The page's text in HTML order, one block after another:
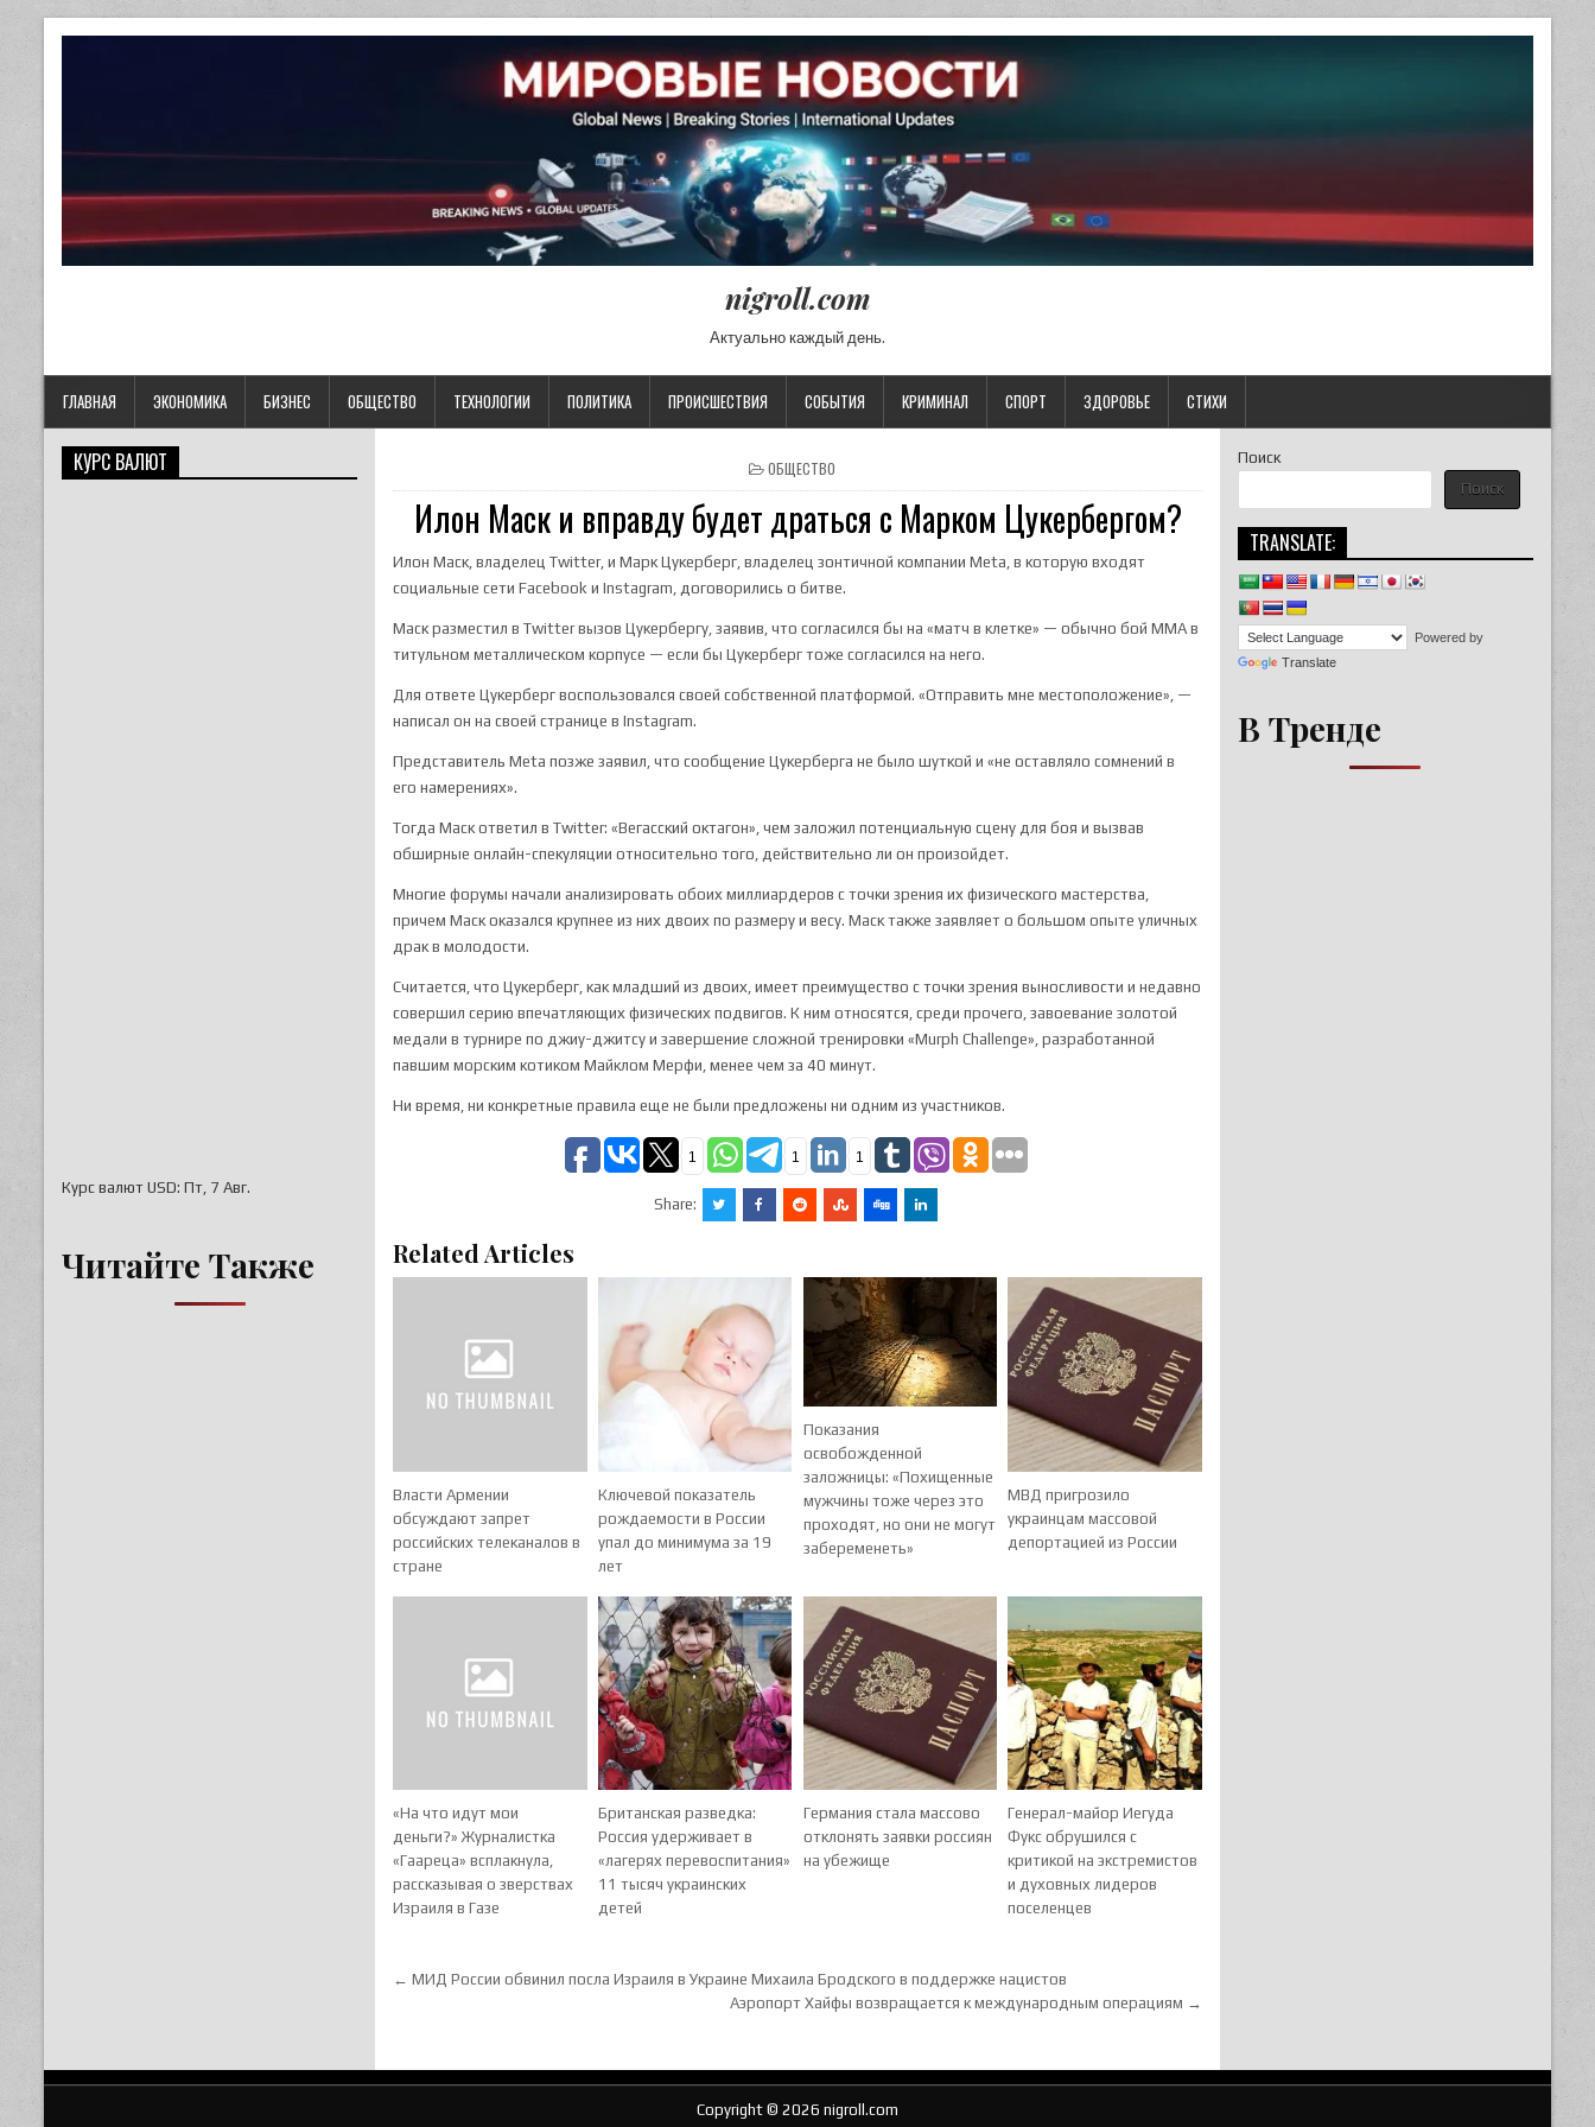
nigroll.com
Актуально каждый день.
ГЛАВНАЯ ЭКОНОМИКА БИЗНЕС ОБЩЕСТВО ТЕХНОЛОГИИ ПОЛИТИКА ПРОИСШЕСТВИЯ СОБЫТИЯ КРИМИНАЛ СПОРТ ЗДОРОВЬЕ СТИХИ
POSTED IN
ОБЩЕСТВО
Илон Маск и вправду будет драться с Марком Цукербергом?
Илон Маск, владелец Twitter, и Марк Цукерберг, владелец зонтичной компании Meta, в которую входят
социальные сети Facebook и Instagram, договорились о битве.
Маск разместил в Twitter вызов Цукербергу, заявив, что согласился бы на «матч в клетке» — обычно бой ММА в
титульном металлическом корпусе — если бы Цукерберг тоже согласился на него.
Для ответе Цукерберг воспользовался своей собственной платформой. «Отправить мне местоположение», —
написал он на своей странице в Instagram.
Представитель Meta позже заявил, что сообщение Цукерберга не было шуткой и «не оставляло сомнений в
его намерениях».
Тогда Маск ответил в Twitter: «Вегасский октагон», чем заложил потенциальную сцену для боя и вызвав
обширные онлайн-спекуляции относительно того, действительно ли он произойдет.
Многие форумы начали анализировать обоих миллиардеров с точки зрения их физического мастерства,
причем Маск оказался крупнее из них двоих по размеру и весу. Маск также заявляет о большом опыте уличных
драк в молодости.
Считается, что Цукерберг, как младший из двоих, имеет преимущество с точки зрения выносливости и недавно
совершил серию впечатляющих физических подвигов. К ним относятся, среди прочего, завоевание золотой
медали в турнире по джиу-джитсу и завершение сложной тренировки «Murph Challenge», разработанной
павшим морским котиком Майклом Мерфи, менее чем за 40 минут.
Ни время, ни конкретные правила еще не были предложены ни одним из участников.
1 1 1
Share:
Related Articles
Власти Армении
обсуждают запрет
российских телеканалов в
стране
Ключевой показатель
рождаемости в России
упал до минимума за 19
лет
Показания
освобожденной
заложницы: «Похищенные
мужчины тоже через это
проходят, но они не могут
забеременеть»
МВД пригрозило
украинцам массовой
депортацией из России
«На что идут мои
деньги?» Журналистка
«Гаареца» всплакнула,
рассказывая о зверствах
Израиля в Газе
Британская разведка:
Россия удерживает в
«лагерях перевоспитания»
11 тысяч украинских
детей
Германия стала массово
отклонять заявки россиян
на убежище
Генерал-майор Иегуда
Фукс обрушился с
критикой на экстремистов
и духовных лидеров
поселенцев
Навигация по записям
← МИД России обвинил посла Израиля в Украине Михаила Бродского в поддержке нацистов
Аэропорт Хайфы возвращается к международным операциям →
Поиск
Поиск
TRANSLATE:
Powered by
Translate
В Тренде
КУРС ВАЛЮТ
Курс валют USD: Пт, 7 Авг.
Читайте Также
Copyright © 2026 nigroll.com